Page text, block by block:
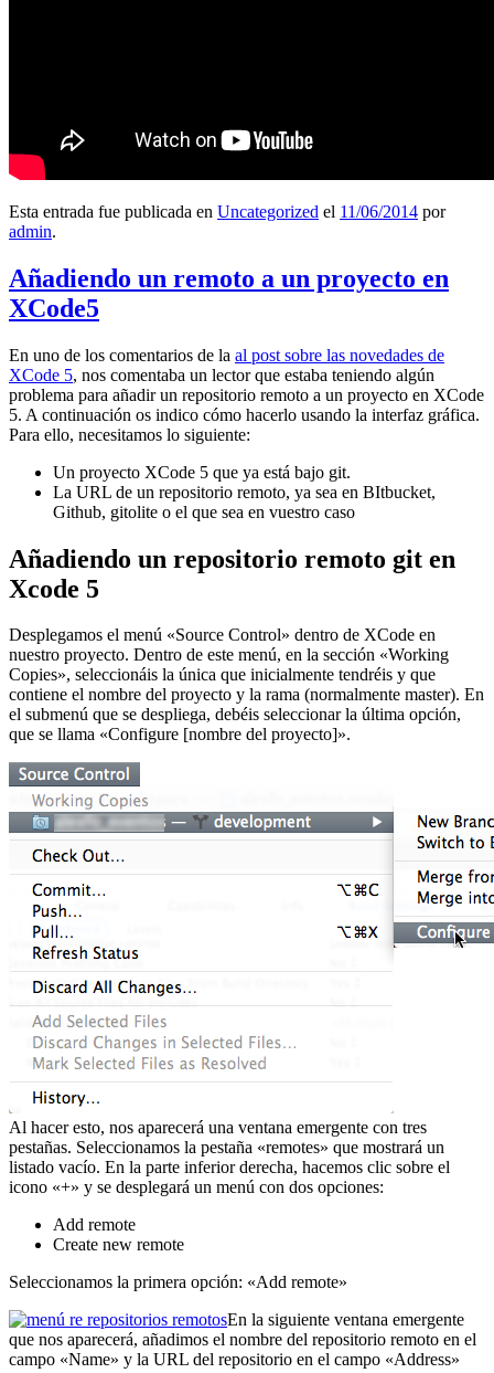
Esta entrada fue publicada en Uncategorized el 11/06/2014 por
admin.
Añadiendo un remoto a un proyecto en
XCode5
En uno de los comentarios de la al post sobre las novedades de
XCode 5, nos comentaba un lector que estaba teniendo algún
problema para añadir un repositorio remoto a un proyecto en XCode
5. A continuación os indico cómo hacerlo usando la interfaz gráfica.
Para ello, necesitamos lo siguiente:
Un proyecto XCode 5 que ya está bajo git.
La URL de un repositorio remoto, ya sea en BItbucket,
Github, gitolite o el que sea en vuestro caso
Añadiendo un repositorio remoto git en
Xcode 5
Desplegamos el menú «Source Control» dentro de XCode en
nuestro proyecto. Dentro de este menú, en la sección «Working
Copies», seleccionáis la única que inicialmente tendréis y que
contiene el nombre del proyecto y la rama (normalmente master). En
el submenú que se despliega, debéis seleccionar la última opción,
que se llama «Configure [nombre del proyecto]».
Al hacer esto, nos aparecerá una ventana emergente con tres
pestañas. Seleccionamos la pestaña «remotes» que mostrará un
listado vacío. En la parte inferior derecha, hacemos clic sobre el
icono «+» y se desplegará un menú con dos opciones:
Add remote
Create new remote
Seleccionamos la primera opción: «Add remote»
En la siguiente ventana emergente
que nos aparecerá, añadimos el nombre del repositorio remoto en el
campo «Name» y la URL del repositorio en el campo «Address»